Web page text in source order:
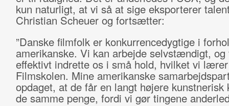
kun naturligt, at vi så at sige eksporterer
Christian Scheuer og fortsætter:
”Danske filmfolk er konkurrencedygtige i
amerikanske. Vi kan arbejde selvstændigt, og
effektivt indrette os i små hold, hvilket vi
Filmskolen. Mine amerikanske
opdaget, at de får en langt højere kunstnerisk
de samme penge, fordi vi gør tingene